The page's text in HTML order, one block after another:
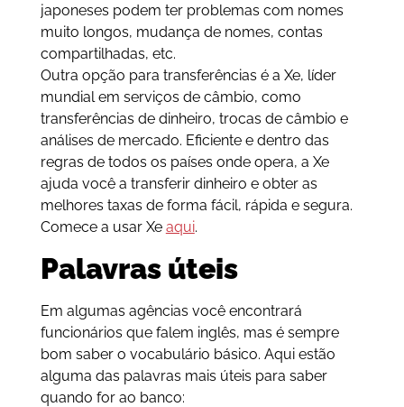
japoneses podem ter problemas com nomes
muito longos, mudança de nomes, contas
compartilhadas, etc.
Outra opção para transferências é a Xe, líder
mundial em serviços de câmbio, como
transferências de dinheiro, trocas de câmbio e
análises de mercado. Eficiente e dentro das
regras de todos os países onde opera, a Xe
ajuda você a transferir dinheiro e obter as
melhores taxas de forma fácil, rápida e segura.
Comece a usar Xe aqui.
Palavras úteis
Em algumas agências você encontrará
funcionários que falem inglês, mas é sempre
bom saber o vocabulário básico. Aqui estão
alguma das palavras mais úteis para saber
quando for ao banco: